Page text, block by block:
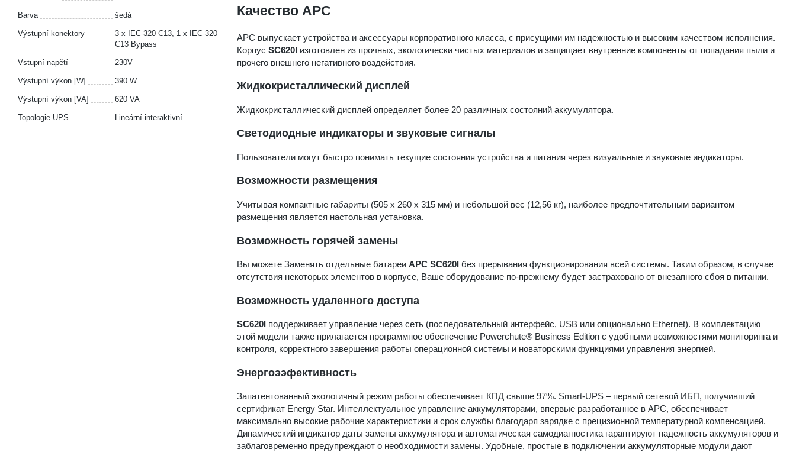
Barva šedá
Výstupní konektory
3 x IEC-320 C13, 1 x IEC-320
C13 Bypass
Vstupní napětí 230V
Výstupní výkon [W] 390 W
Výstupní výkon [VA] 620 VA
Topologie UPS Lineární-interaktivní
Качество APC
APC выпускает устройства и аксессуары корпоративного класса, с присущими им надежностью и высоким качеством исполнения.
Корпус SC620I изготовлен из прочных, экологически чистых материалов и защищает внутренние компоненты от попадания пыли и
прочего внешнего негативного воздействия.
Жидкокристаллический дисплей
Жидкокристаллический дисплей определяет более 20 различных состояний аккумулятора.
Светодиодные индикаторы и звуковые сигналы
Пользователи могут быстро понимать текущие состояния устройства и питания через визуальные и звуковые индикаторы.
Возможности размещения
Учитывая компактные габариты (505 х 260 х 315 мм) и небольшой вес (12,56 кг), наиболее предпочтительным вариантом
размещения является настольная установка.
Возможность горячей замены
Вы можете Заменять отдельные батареи APC SC620I без прерывания функционирования всей системы. Таким образом, в случае
отсутствия некоторых элементов в корпусе, Ваше оборудование по-прежнему будет застраховано от внезапного сбоя в питании.
Возможность удаленного доступа
SC620I поддерживает управление через сеть (последовательный интерфейс, USB или опционально Ethernet). В комплектацию
этой модели также прилагается программное обеспечение Powerchute® Business Edition с удобными возможностями мониторинга и
контроля, корректного завершения работы операционной системы и новаторскими функциями управления энергией.
Энергоээфективность
Запатентованный экологичный режим работы обеспечивает КПД свыше 97%. Smart-UPS – первый сетевой ИБП, получивший
сертификат Energy Star. Интеллектуальное управление аккумуляторами, впервые разработанное в APC, обеспечивает
максимально высокие рабочие характеристики и срок службы благодаря зарядке с прецизионной температурной компенсацией.
Динамический индикатор даты замены аккумулятора и автоматическая самодиагностика гарантируют надежность аккумуляторов и
заблаговременно предупреждают о необходимости замены. Удобные, простые в подключении аккумуляторные модули дают